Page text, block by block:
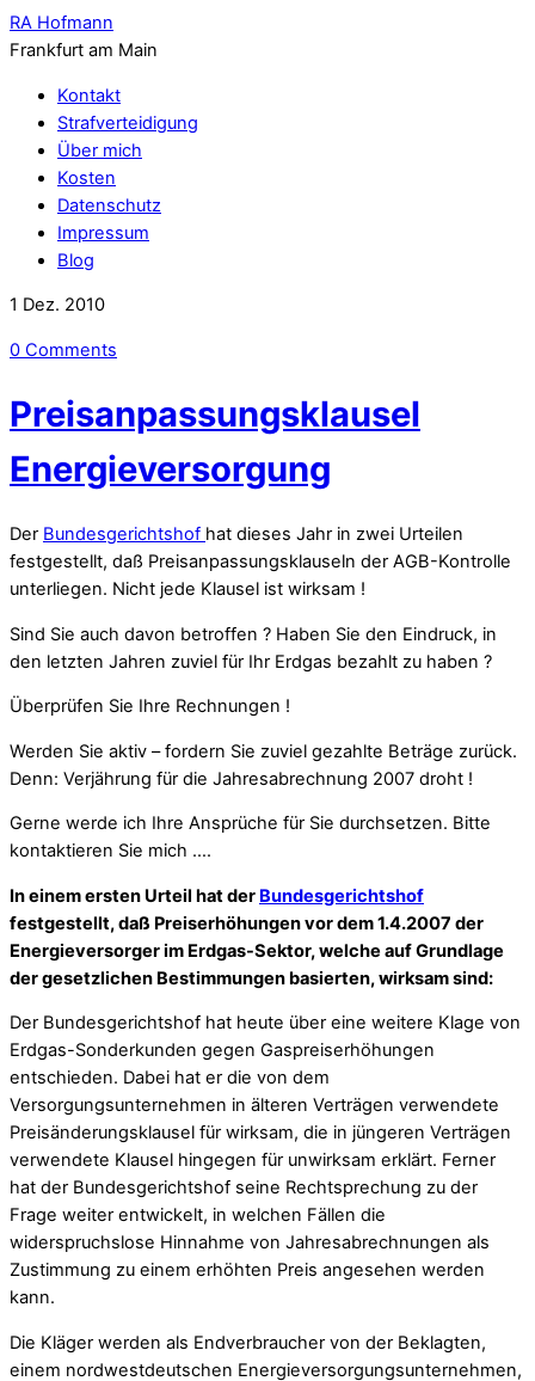
RA Hofmann
Frankfurt am Main
Kontakt
Strafverteidigung
Über mich
Kosten
Datenschutz
Impressum
Blog
1 Dez. 2010
0 Comments
Preisanpassungsklausel
Energieversorgung
Der Bundesgerichtshof hat dieses Jahr in zwei Urteilen
festgestellt, daß Preisanpassungsklauseln der AGB-Kontrolle
unterliegen. Nicht jede Klausel ist wirksam !
Sind Sie auch davon betroffen ? Haben Sie den Eindruck, in
den letzten Jahren zuviel für Ihr Erdgas bezahlt zu haben ?
Überprüfen Sie Ihre Rechnungen !
Werden Sie aktiv – fordern Sie zuviel gezahlte Beträge zurück.
Denn: Verjährung für die Jahresabrechnung 2007 droht !
Gerne werde ich Ihre Ansprüche für Sie durchsetzen. Bitte
kontaktieren Sie mich ….
In einem ersten Urteil hat der Bundesgerichtshof
festgestellt, daß Preiserhöhungen vor dem 1.4.2007 der
Energieversorger im Erdgas-Sektor, welche auf Grundlage
der gesetzlichen Bestimmungen basierten, wirksam sind:
Der Bundesgerichtshof hat heute über eine weitere Klage von
Erdgas-Sonderkunden gegen Gaspreiserhöhungen
entschieden. Dabei hat er die von dem
Versorgungsunternehmen in älteren Verträgen verwendete
Preisänderungsklausel für wirksam, die in jüngeren Verträgen
verwendete Klausel hingegen für unwirksam erklärt. Ferner
hat der Bundesgerichtshof seine Rechtsprechung zu der
Frage weiter entwickelt, in welchen Fällen die
widerspruchslose Hinnahme von Jahresabrechnungen als
Zustimmung zu einem erhöhten Preis angesehen werden
kann.
Die Kläger werden als Endverbraucher von der Beklagten,
einem nordwestdeutschen Energieversorgungsunternehmen,